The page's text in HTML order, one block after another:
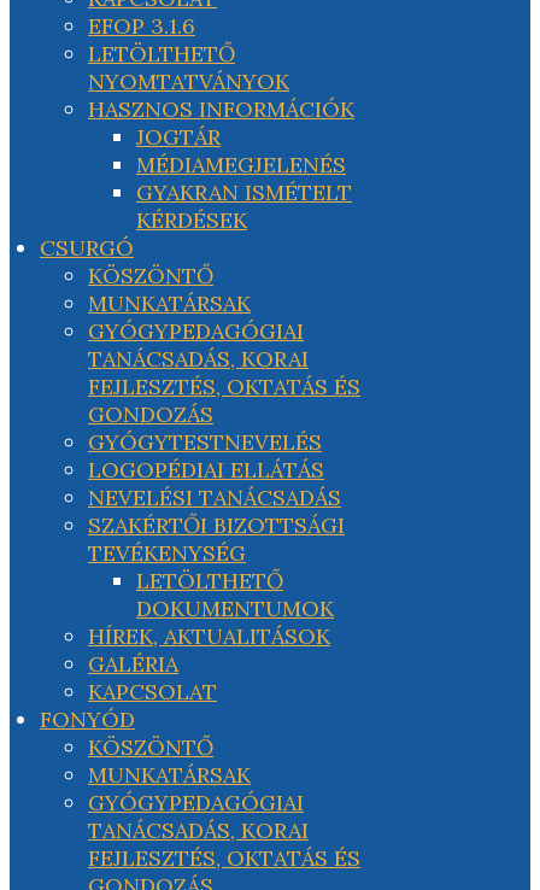
EFOP 3.1.6
LETÖLTHETŐ
NYOMTATVÁNYOK
HASZNOS INFORMÁCIÓK
JOGTÁR
MÉDIAMEGJELENÉS
GYAKRAN ISMÉTELT
KÉRDÉSEK
CSURGÓ
KÖSZÖNTŐ
MUNKATÁRSAK
GYÓGYPEDAGÓGIAI
TANÁCSADÁS, KORAI
FEJLESZTÉS, OKTATÁS ÉS
GONDOZÁS
GYÓGYTESTNEVELÉS
LOGOPÉDIAI ELLÁTÁS
NEVELÉSI TANÁCSADÁS
SZAKÉRTŐI BIZOTTSÁGI
TEVÉKENYSÉG
LETÖLTHETŐ
DOKUMENTUMOK
HÍREK, AKTUALITÁSOK
GALÉRIA
KAPCSOLAT
FONYÓD
KÖSZÖNTŐ
MUNKATÁRSAK
GYÓGYPEDAGÓGIAI
TANÁCSADÁS, KORAI
FEJLESZTÉS, OKTATÁS ÉS